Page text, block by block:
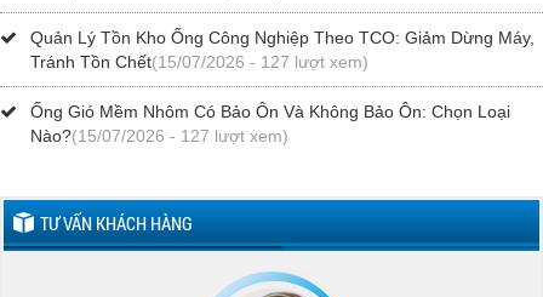
Quản Lý Tồn Kho Ống Công Nghiệp Theo TCO: Giảm Dừng Máy,
Tránh Tồn Chết(15/07/2026 - 127 lượt xem)
Ống Gió Mềm Nhôm Có Bảo Ôn Và Không Bảo Ôn: Chọn Loại
Nào?(15/07/2026 - 127 lượt xem)
TƯ VẤN KHÁCH HÀNG